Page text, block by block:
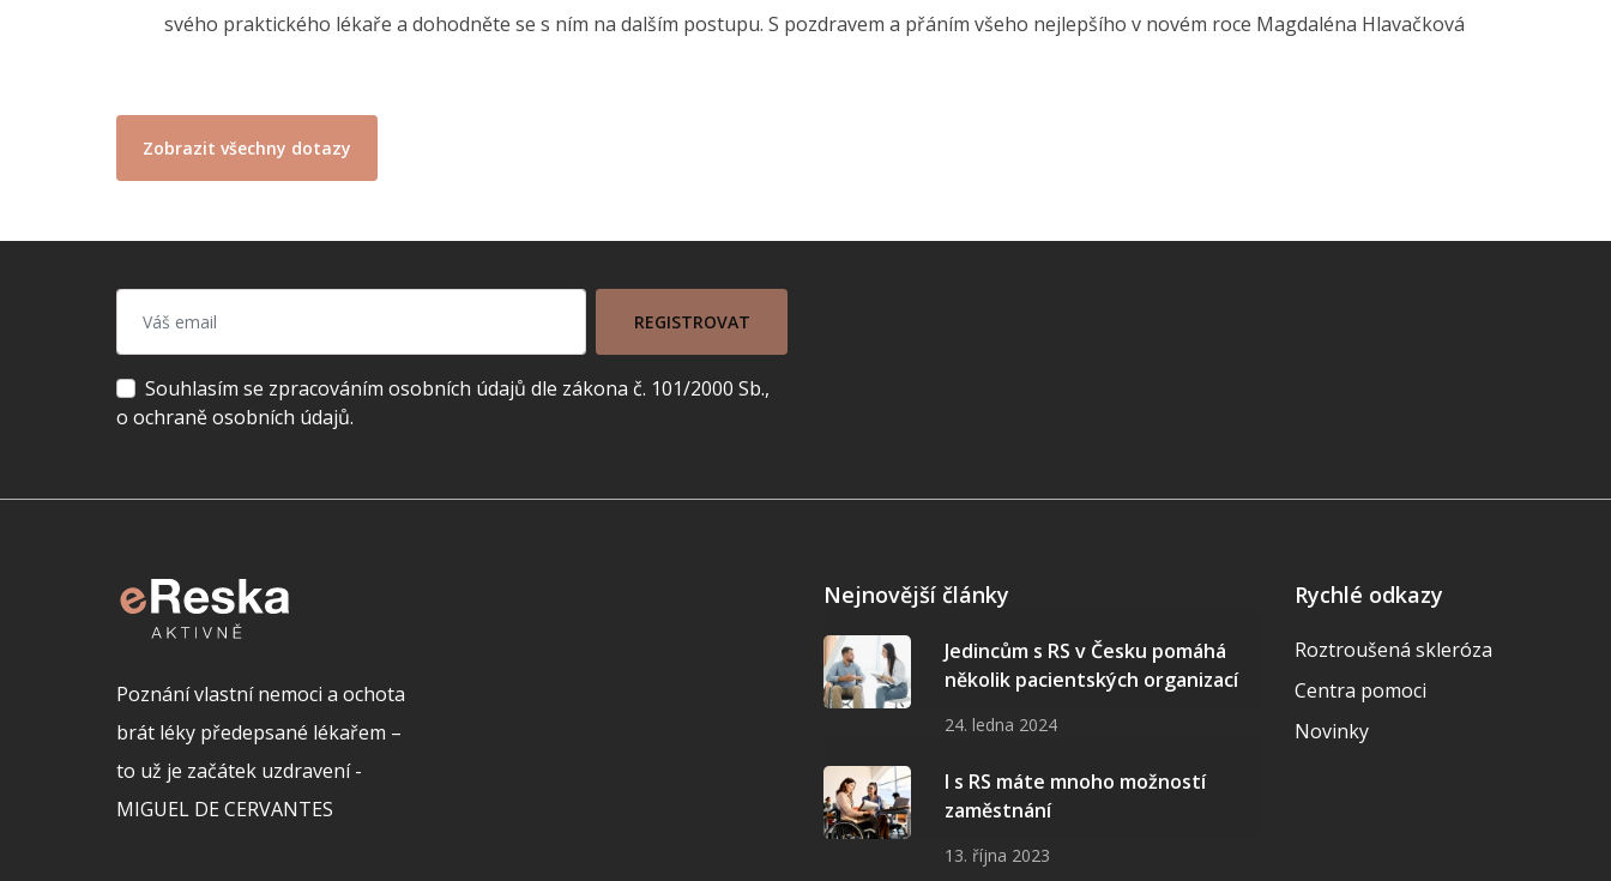
svého praktického lékaře a dohodněte se s ním na dalším postupu. S pozdravem a přáním všeho nejlepšího v novém roce Magdaléna Hlavačková
Zobrazit všechny dotazy
REGISTROVAT
Souhlasím se zpracováním osobních údajů dle zákona č. 101/2000 Sb.,
o ochraně osobních údajů.
Poznání vlastní nemoci a ochota
brát léky předepsané lékařem –
to už je začátek uzdravení -
MIGUEL DE CERVANTES
Nejnovější články
Jedincům s RS v Česku pomáhá
několik pacientských organizací
24. ledna 2024
I s RS máte mnoho možností
zaměstnání
13. října 2023
Rychlé odkazy
Roztroušená skleróza
Centra pomoci
Novinky